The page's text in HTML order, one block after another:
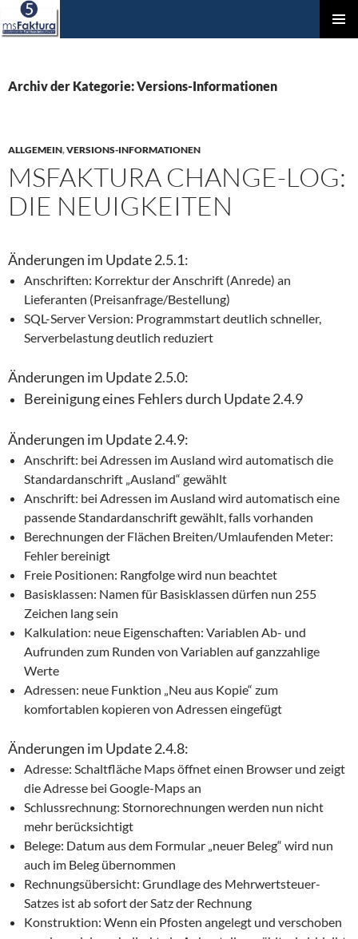
ZUM
Archiv der Kategorie: Versions-Informationen
ALLGEMEIN,VERSIONS-INFORMATIONEN
MSFAKTURA CHANGE-LOG:
DIE NEUIGKEITEN
Änderungen im Update 2.5.1:
Anschriften: Korrektur der Anschrift (Anrede) an
Lieferanten (Preisanfrage/Bestellung)
SQL-Server Version: Programmstart deutlich schneller,
Serverbelastung deutlich reduziert
Änderungen im Update 2.5.0:
Bereinigung eines Fehlers durch Update 2.4.9
Änderungen im Update 2.4.9:
Anschrift: bei Adressen im Ausland wird automatisch die
Standardanschrift „Ausland“ gewählt
Anschrift: bei Adressen im Ausland wird automatisch eine
passende Standardanschrift gewählt, falls vorhanden
Berechnungen der Flächen Breiten/Umlaufenden Meter:
Fehler bereinigt
Freie Positionen: Rangfolge wird nun beachtet
Basisklassen: Namen für Basisklassen dürfen nun 255
Zeichen lang sein
Kalkulation: neue Eigenschaften: Variablen Ab- und
Aufrunden zum Runden von Variablen auf ganzzahlige
Werte
Adressen: neue Funktion „Neu aus Kopie“ zum
komfortablen kopieren von Adressen eingefügt
Änderungen im Update 2.4.8:
Adresse: Schaltfläche Maps öffnet einen Browser und zeigt
die Adresse bei Google-Maps an
Schlussrechnung: Stornorechnungen werden nun nicht
mehr berücksichtigt
Belege: Datum aus dem Formular „neuer Beleg“ wird nun
auch im Beleg übernommen
Rechnungsübersicht: Grundlage des Mehrwertsteuer-
Satzes ist ab sofort der Satz der Rechnung
Konstruktion: Wenn ein Pfosten angelegt und verschoben